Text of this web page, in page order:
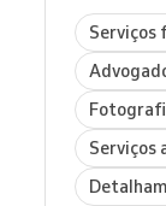
Serviços
Serviços